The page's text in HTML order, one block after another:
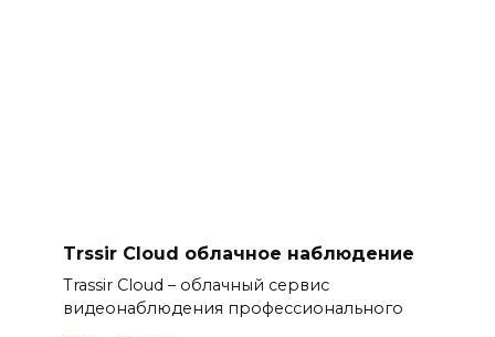
Trssir Cloud облачное наблюдение
Trassir Cloud – облачный сервис
видеонаблюдения профессионального